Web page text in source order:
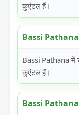
कुएंटल हैं।
Bassi Pathana
Bassi Pathana में
कुएंटल हैं।
Bassi Pathana